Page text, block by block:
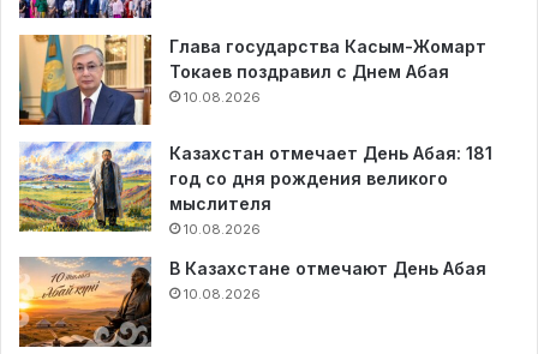
Глава государства Касым-Жомарт
Токаев поздравил с Днем Абая
10.08.2026
Казахстан отмечает День Абая: 181
год со дня рождения великого
мыслителя
10.08.2026
В Казахстане отмечают День Абая
10.08.2026